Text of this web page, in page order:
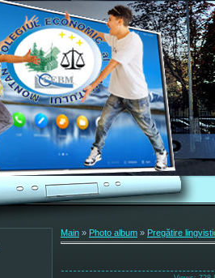
Main » Photo album » Pregătire